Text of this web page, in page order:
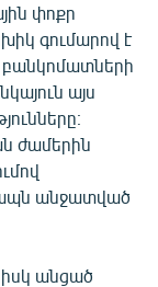
փոքր
գումարով է
բանկոմատների
այս
ժամերին
անջատված
իսկ անցած